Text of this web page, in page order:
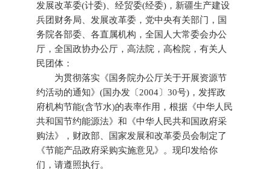
发展改革委(计委)、经贸委(经委)，新疆生产建设
兵团财务局、发展改革委，党中央有关部门，国
务院各部委、各直属机构，全国人大常委会办公
厅，全国政协办公厅，高法院，高检院，有关人
民团体：
为贯彻落实《国务院办公厅关于开展资源节
约活动的通知》(国办发〔2004〕30号)，发挥政
府机构节能(含节水)的表率作用，根据《中华人民
共和国节约能源法》和《中华人民共和国政府采
购法》，财政部、国家发展和改革委员会制定了
《节能产品政府采购实施意见》。现印发给你
们，请遵照执行。